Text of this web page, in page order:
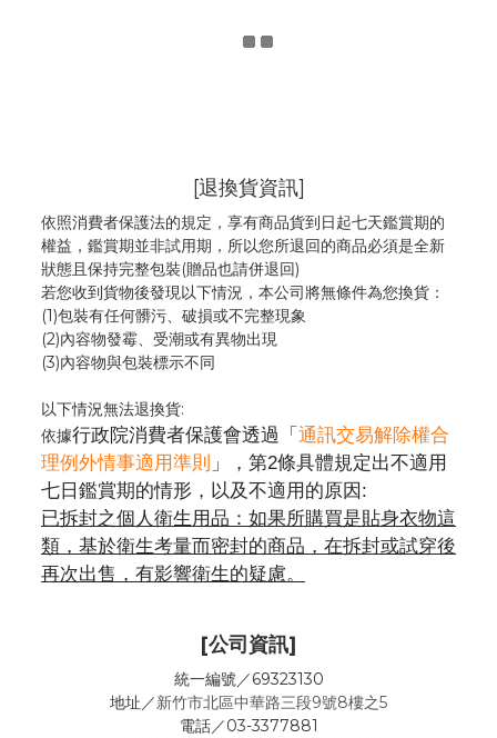
[退換貨資訊]
依照消費者保護法的規定，享有商品貨到日起七天鑑賞期的
權益，鑑賞期並非試用期，所以您所退回的商品必須是全新
狀態且保持完整包裝(贈品也請併退回)
若您收到貨物後發現以下情況，本公司將無條件為您換貨：
(1)包裝有任何髒污、破損或不完整現象
(2)內容物發霉、 受潮或有異物出現
(3)內容物與包裝標示不同
以下情況無法退換貨:
依據行政院消費者保護會透過「 通訊交易解除權合
理例外情事適用準則 」，第2條具體規定出不適用
七日鑑賞期的情形，以及不適用的原因:
已拆封之個人衛生用品：如果所購買是貼身衣物這
類，基於衛生考量而密封的商品，在拆封或試穿後
再次出售，有影響衛生的疑慮。
[公司資訊]
統一編號／69323130
地址／新竹市北區中華路三段9號8樓之5
電話／03-3377881